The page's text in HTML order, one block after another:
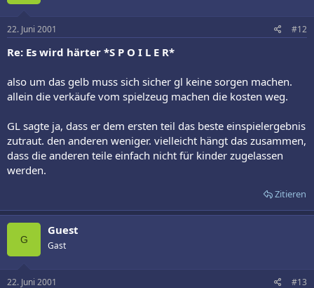
22. Juni 2001 #12
Re: Es wird härter *S P O I L E R*
also um das gelb muss sich sicher gl keine sorgen machen.
allein die verkäufe vom spielzeug machen die kosten weg.
GL sagte ja, dass er dem ersten teil das beste einspielergebnis
zutraut. den anderen weniger. vielleicht hängt das zusammen,
dass die anderen teile einfach nicht für kinder zugelassen
werden.
Zitieren
G
Guest
Gast
22. Juni 2001 #13